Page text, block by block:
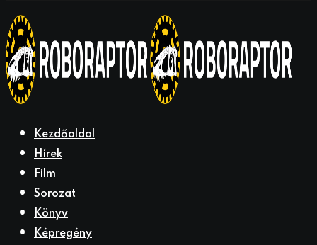
Kezdőoldal
Hírek
Film
Sorozat
Könyv
Képregény